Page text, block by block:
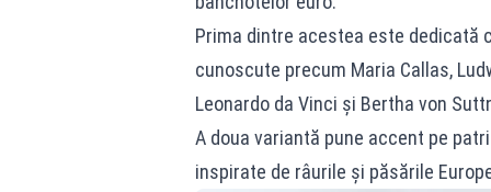
Prima dintre acestea este dedicată
cunoscute precum Maria Callas,
Leonardo da Vinci și Bertha von
A doua variantă pune accent pe
inspirate de râurile și păsările